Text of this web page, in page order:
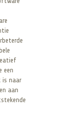
een
is naar
aan